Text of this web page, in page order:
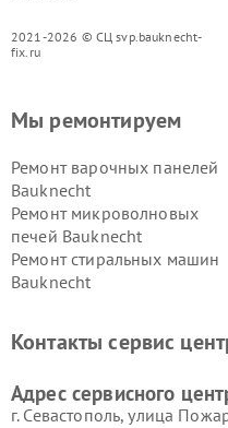
2021-2026 © СЦ svp.bauknecht-
fix.ru
Мы ремонтируем
Ремонт варочных панелей
Bauknecht
Ремонт микроволновых
печей Bauknecht
Ремонт стиральных машин
Bauknecht
Контакты сервис
Адрес сервисного
г. Севастополь, улица